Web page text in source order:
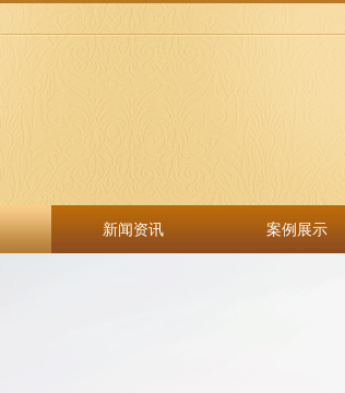
新闻资讯
新闻资讯 案例展示